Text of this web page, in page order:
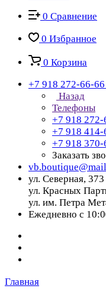
0 Сравнение
0 Избранное
0 Корзина
+7 918 272-66-66
Назад
Телефоны
+7 918 272-
+7 918 414-
+7 918 370-
Заказать
ул. Северная, 373
ул. Красных
ул. им. Петра
Ежедневно с
Главная